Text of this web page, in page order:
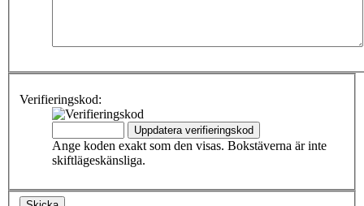
Verifieringskod:
Ange koden exakt som den visas. Bokstäverna är inte
skiftlägeskänsliga.